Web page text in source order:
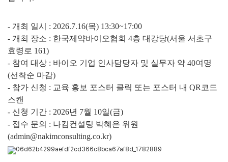
- 개최 일시 : 2026.7.16(목) 13:30~17:00
- 개최 장소 : 한국제약바이오협회 4층 대강당(서울 서초구
효령로 161)
- 참여 대상 : 바이오 기업 인사담당자 및 실무자 약 40여명
(선착순 마감)
- 참가 신청 : 교육 홍보 포스터 클릭 또는 포스터 내 QR 코드
스캔
- 신청 기간 : 2026년 7월 10일(금)
- 접수 문의 : 나킴컨설팅 박혜은 위원
(admin@nakimconsulting.co.kr)